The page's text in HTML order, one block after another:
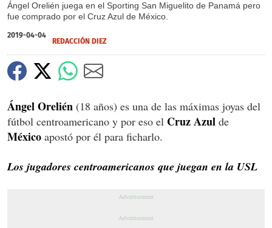
Ángel Orelién juega en el Sporting San Miguelito de Panamá pero
fue comprado por el Cruz Azul de México.
2019-04-04
REDACCIÓN DIEZ
Ángel Orelién (18 años) es una de las máximas joyas del
fútbol centroamericano y por eso el Cruz Azul de
México apostó por él para ficharlo.
Los jugadores centroamericanos que juegan en la USL